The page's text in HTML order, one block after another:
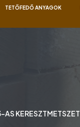
TETŐFEDŐ ANYAGOK
AS KERESZTMETSZET